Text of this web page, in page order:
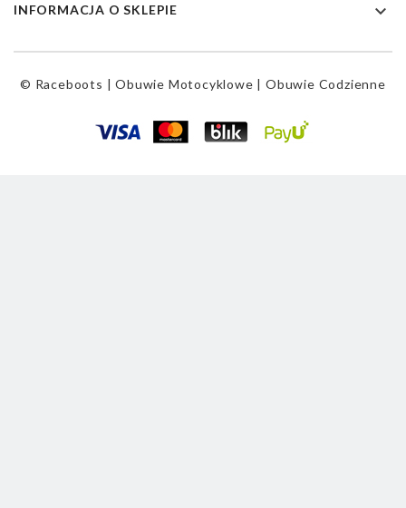
INFORMACJA O SKLEPIE 
© Raceboots | Obuwie Motocyklowe | Obuwie Codzienne